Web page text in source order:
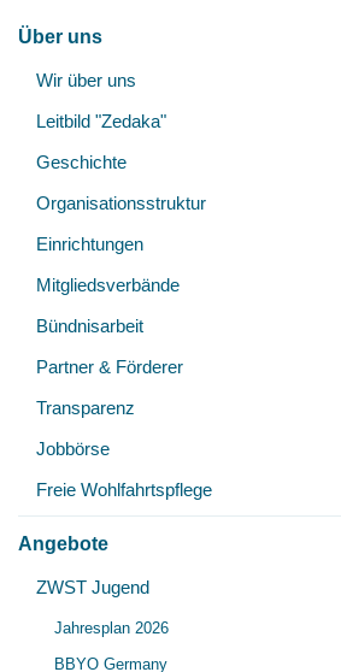
Hauptnavigation
Über uns
Wir über uns
Leitbild "Zedaka"
Geschichte
Organisationsstruktur
Einrichtungen
Mitgliedsverbände
Bündnisarbeit
Partner & Förderer
Transparenz
Jobbörse
Freie Wohlfahrtspflege
Angebote
ZWST Jugend
Jahresplan 2026
BBYO Germany